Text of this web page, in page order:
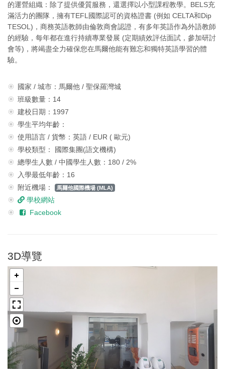
的運營組織：除了提供優質服務，還選擇以小型課程教學。BELS充
滿活力的團隊，擁有TEFL國際認可的資格證書 (例如 CELTA和Dip
TESOL)，商務英語教師由倫敦商會認證，有多年英語作為外語教師
的經驗，每年都在進行持續專業發展 (定期績效評估面試，參加研討
會等)，將竭盡全力確保您在馬爾他能有難忘和獨特英語學習的體
驗。
國家 / 城市：馬爾他 / 聖保羅灣城
班級數量：14
建校日期：1997
學生平均年齡：
使用語言 / 貨幣：英語 / EUR ( 歐元)
學校類型： 國際集團(語文機構)
總學生人數 / 中國學生人數：180 / 2%
入學最低年齡：16
附近機場：
馬爾他國際機場 (MLA)
學校網站
Facebook
3D導覽